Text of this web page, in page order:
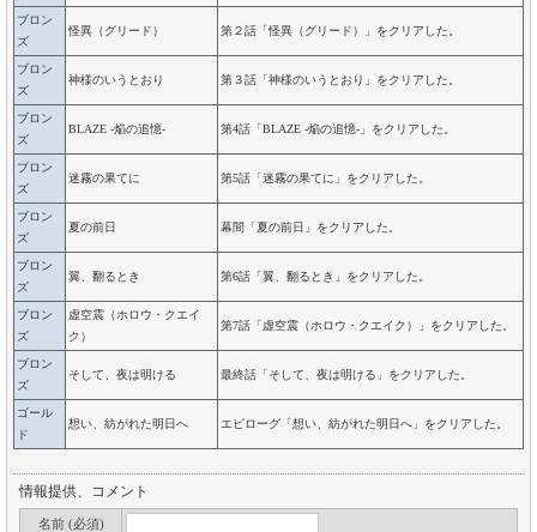
ブロン
ズ
怪異（グリード） 第２話「怪異（グリード）」をクリアした。
ブロン
ズ
神様のいうとおり 第３話「神様のいうとおり」をクリアした。
ブロン
ズ
BLAZE -焔の追憶- 第4話「BLAZE -焔の追憶-」をクリアした。
ブロン
ズ
迷霧の果てに 第5話「迷霧の果てに」をクリアした。
ブロン
ズ
夏の前日 幕間「夏の前日」をクリアした。
ブロン
ズ
翼、翻るとき 第6話「翼、翻るとき」をクリアした。
ブロン
ズ
虚空震（ホロウ・クエイ
ク）
第7話「虚空震（ホロウ・クエイク）」をクリアした。
ブロン
ズ
そして、夜は明ける 最終話「そして、夜は明ける」をクリアした。
ゴール
ド
想い、紡がれた明日へ エピローグ「想い、紡がれた明日へ」をクリアした。
情報提供、コメント
名前 (必須)